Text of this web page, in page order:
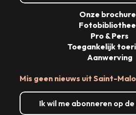
Mis geen nieuws uit Saint-Malo
Ik wil me abonneren op
Onze
Pro & Pers
Toegankelijk
Aanwerving